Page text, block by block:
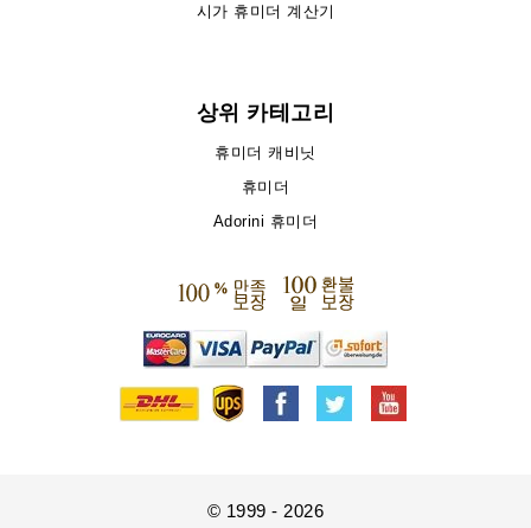
시가 휴미더 계산기
상위 카테고리
휴미더 캐비닛
휴미더
Adorini 휴미더
© 1999 - 2026